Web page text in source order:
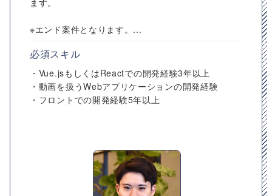
ます。
※エンド案件となります。...
必須スキル
・Vue.jsもしくはReactでの開発経験3年以上
・動画を扱うWebアプリケーションの開発経験
・フロントでの開発経験5年以上